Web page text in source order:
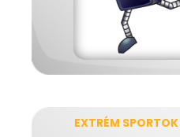
EXTRÉM SPORTOK